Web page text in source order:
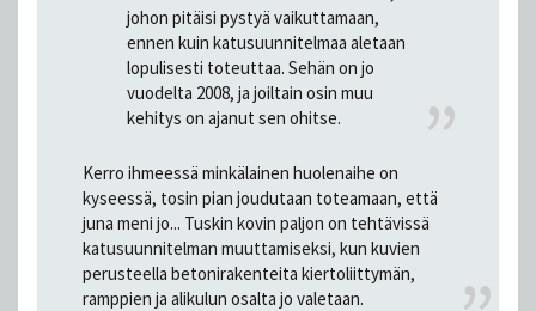
johon pitäisi pystyä vaikuttamaan,
ennen kuin katusuunnitelmaa aletaan
lopulisesti toteuttaa. Sehän on jo
vuodelta 2008, ja joiltain osin muu
kehitys on ajanut sen ohitse.
Kerro ihmeessä minkälainen huolenaihe on
kyseessä, tosin pian joudutaan toteamaan, että
juna meni jo... Tuskin kovin paljon on tehtävissä
katusuunnitelman muuttamiseksi, kun kuvien
perusteella betonirakenteita kiertoliittymän,
ramppien ja alikulun osalta jo valetaan.